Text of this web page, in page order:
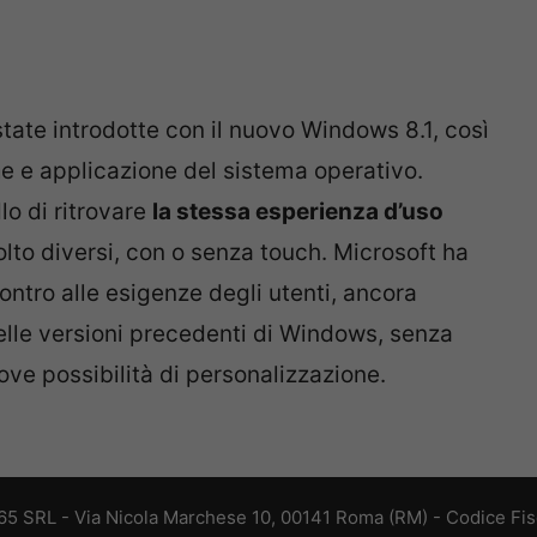
introdotte con il nuovo Windows 8.1, così
e applicazione del sistema operativo.
di ritrovare la stessa esperienza d’uso
diversi, con o senza touch. Microsoft ha
alle esigenze degli utenti, ancora
versioni precedenti di Windows, senza
possibilità di personalizzazione.
SRL - Via Nicola Marchese 10, 00141 Roma (RM) - Codice